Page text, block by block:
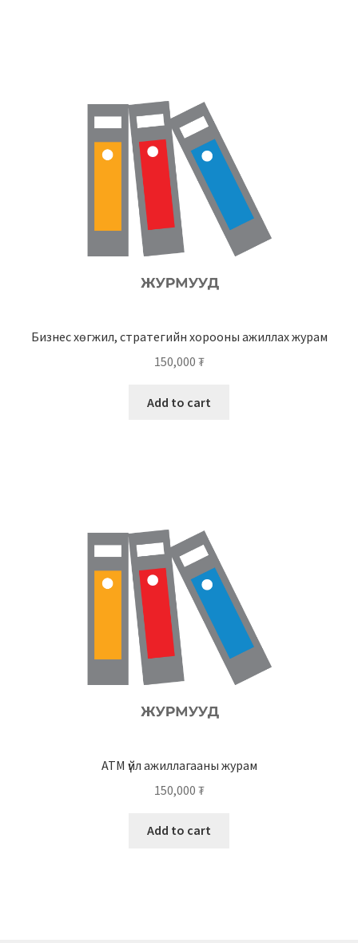
Бизнес хөгжил, стратегийн хорооны ажиллах журам
150,000 ₮
Add to cart
АТМ үйл ажиллагааны журам
150,000 ₮
Add to cart